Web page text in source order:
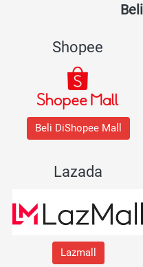
Shopee
Beli DiShopee Mall
Lazada
Lazmall